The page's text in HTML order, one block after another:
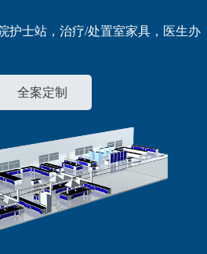
护士站，治疗/处置室家具，医生办
全案定制